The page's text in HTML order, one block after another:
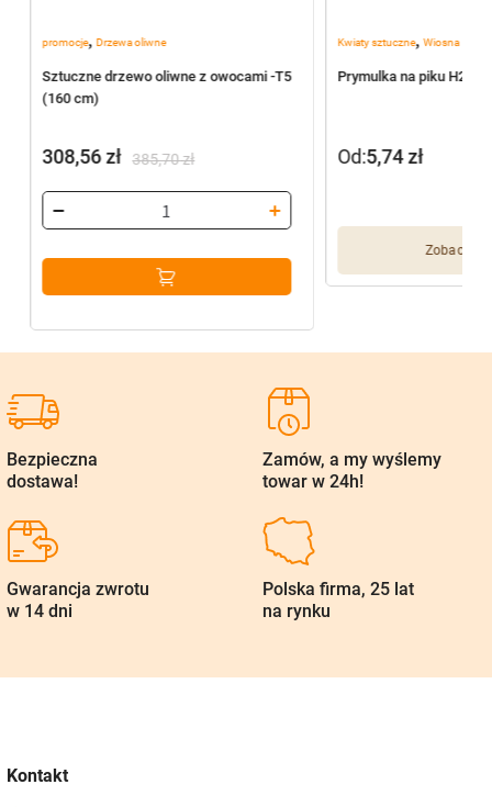
promocje, Drzewa oliwne
Sztuczne drzewo oliwne z owocami -T5
(160 cm)
385,70zł
cena
wynosiła:
385,70 zł.
308,56zł
cena
wynosi:
308,56 zł.
Kwiaty sztuczne,Wiosna
Prymulka na piku H297
Zobacz
Od:5,74zł
Bezpieczna
dostawa!
Zamów, a my wyślemy
towar w 24h!
Gwarancja zwrotu
w 14 dni
Polska firma, 25 lat
na rynku
Kontakt